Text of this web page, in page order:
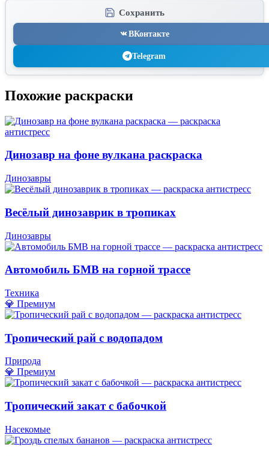
Сохранить
ВКонтакте
Telegram
Похожие раскраски
Динозавр на фоне вулкана раскраска
Динозавры
Весёлый динозаврик в тропиках
Динозавры
Автомобиль БМВ на горной трассе
Техника
💎 Премиум
Тропический рай с водопадом
Природа
💎 Премиум
Тропический закат с бабочкой
Насекомые